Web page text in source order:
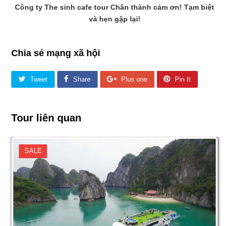
Công ty The sinh cafe tourChân thành cảm ơn! Tạm biệt
và hẹn gặp lại!
Chia sẻ mạng xã hội
Tweet Share Plus one Pin It
Tour liên quan
SALE